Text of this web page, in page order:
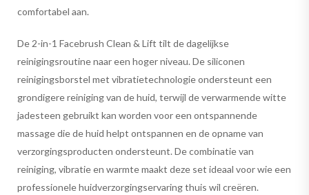
comfortabel aan.
De 2-in-1 Facebrush Clean & Lift tilt de dagelijkse
reinigingsroutine naar een hoger niveau. De siliconen
reinigingsborstel met vibratietechnologie ondersteunt een
grondigere reiniging van de huid, terwijl de verwarmende witte
jadesteen gebruikt kan worden voor een ontspannende
massage die de huid helpt ontspannen en de opname van
verzorgingsproducten ondersteunt. De combinatie van
reiniging, vibratie en warmte maakt deze set ideaal voor wie een
professionele huidverzorgingservaring thuis wil creëren.